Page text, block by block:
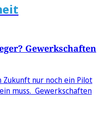
Gewerkschaften
nur noch ein Pilot
muss. Gewerkschaften